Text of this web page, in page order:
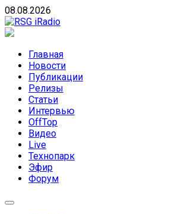
Skip
to
content
08.08.2026
Главная
Новости
Публикации
Релизы
Статьи
Интервью
OffTop
Видео
Live
Технопарк
Эфир
Форум